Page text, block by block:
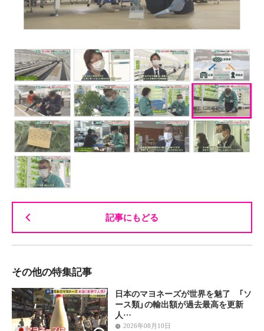
記事にもどる
その他の特集記事
日本のマヨネーズが世界を魅了 「ソ
ース類」の輸出額が過去最高を更新
人…
2026年08月10日